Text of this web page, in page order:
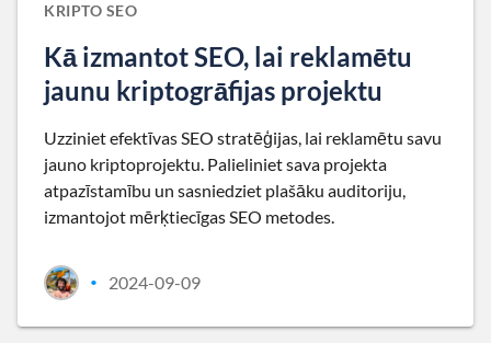
KRIPTO SEO
Kā izmantot SEO, lai reklamētu
jaunu kriptogrāfijas projektu
Uzziniet efektīvas SEO stratēģijas, lai reklamētu savu
jauno kriptoprojektu. Palieliniet sava projekta
atpazīstamību un sasniedziet plašāku auditoriju,
izmantojot mērķtiecīgas SEO metodes.
• 2024-09-09